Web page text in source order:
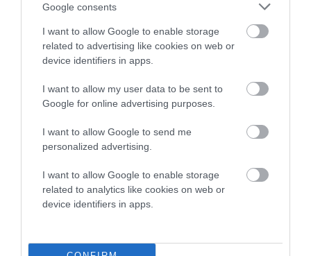
Google consents
I want to allow Google to enable storage
related to advertising like cookies on web or
device identifiers in apps.
I want to allow my user data to be sent to
Google for online advertising purposes.
I want to allow Google to send me
personalized advertising.
I want to allow Google to enable storage
related to analytics like cookies on web or
device identifiers in apps.